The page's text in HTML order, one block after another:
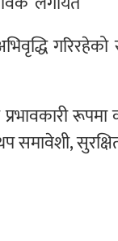
रूपमा
समावेशी,